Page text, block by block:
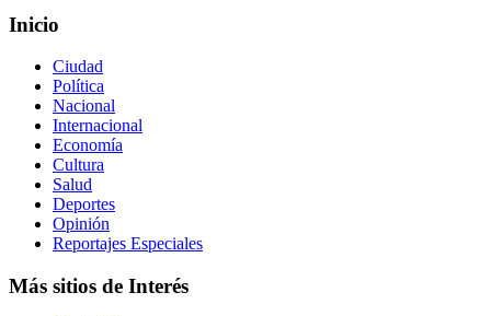
Inicio
Ciudad
Política
Nacional
Internacional
Economía
Cultura
Salud
Deportes
Opinión
Reportajes Especiales
Más sitios de Interés